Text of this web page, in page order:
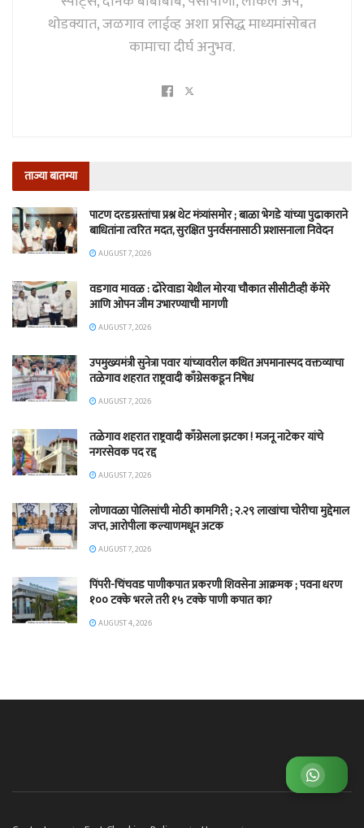
व्हाट्सअप ग्रुप जॉईन करा
थोडक्यात, जळगाव लाईव्ह अशा प्रसिद्ध माध्यमांसोबत
कामाचा दीर्घ अनुभव.
ताज्या बातम्या
पाटण दरडग्रस्तांचा प्रश्न थेट मंत्र्यांसमोर ; बाळा भेगडे यांच्या पुढाकाराने
बाधितांना त्वरित मदत, सुरक्षित पुनर्वसनासाठी प्रशासनाला निवेदन
AUGUST 7, 2026
वडगाव मावळ : ढोरेवाडा येथील मोरया चौकात सीसीटीव्ही कॅमेरे
आणि ओपन जीम उभारण्याची मागणी
AUGUST 7, 2026
उपमुख्यमंत्री सुनेत्रा पवार यांच्यावरील कथित अपमानास्पद वक्तव्याचा
तळेगाव शहरात राष्ट्रवादी काँग्रेसकडून निषेध
AUGUST 7, 2026
तळेगाव शहरात राष्ट्रवादी काँग्रेसला झटका ! मजनू नाटेकर यांचे
नगरसेवक पद रद्द
AUGUST 7, 2026
लोणावळा पोलिसांची मोठी कामगिरी ; २.२९ लाखांचा चोरीचा मुद्देमाल
जप्त, आरोपीला कल्याणमधून अटक
AUGUST 7, 2026
पिंपरी-चिंचवड पाणीकपात प्रकरणी शिवसेना आक्रमक ; पवना धरण
१०० टक्के भरले तरी १५ टक्के पाणी कपात का?
AUGUST 4, 2026